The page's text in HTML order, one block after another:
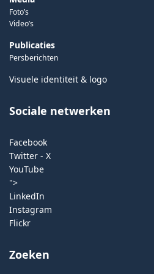
Foto’s
Video’s
Publicaties
Persberichten
Visuele identiteit & logo
Sociale netwerken
Facebook
Twitter - X
YouTube
">
LinkedIn
Instagram
Flickr
Zoeken